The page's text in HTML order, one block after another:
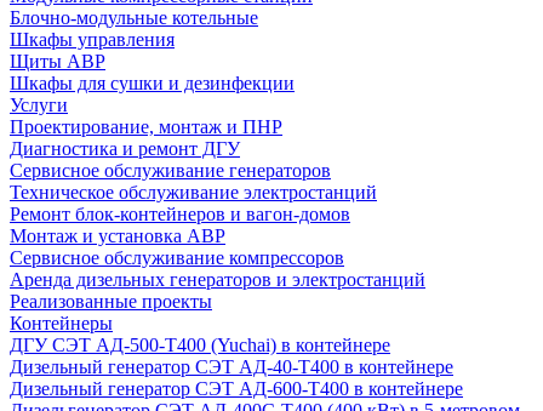
Блочно-модульные котельные
Шкафы управления
Щиты АВР
Шкафы для сушки и дезинфекции
Услуги
Проектирование, монтаж и ПНР
Диагностика и ремонт ДГУ
Сервисное обслуживание генераторов
Техническое обслуживание электростанций
Ремонт блок-контейнеров и вагон-домов
Монтаж и установка АВР
Сервисное обслуживание компрессоров
Аренда дизельных генераторов и электростанций
Реализованные проекты
Контейнеры
ДГУ СЭТ АД-500-Т400 (Yuchai) в контейнере
Дизельный генератор СЭТ АД-40-Т400 в контейнере
Дизельный генератор СЭТ АД-600-Т400 в контейнере